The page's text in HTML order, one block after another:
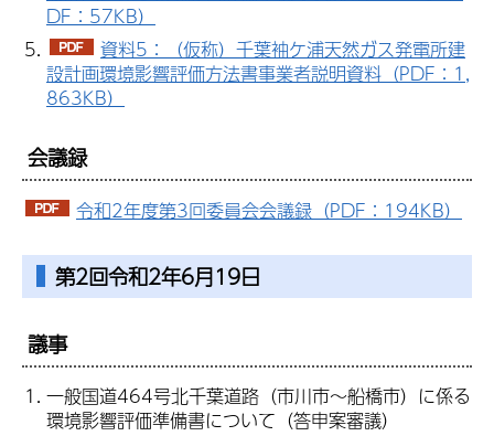
DF：57KB）
資料5：（仮称）千葉袖ケ浦天然ガス発電所建
設計画環境影響評価方法書事業者説明資料（PDF：1,
863KB）
会議録
令和2年度第3回委員会会議録（PDF：194KB）
第2回令和2年6月19日
議事
一般国道464号北千葉道路（市川市～船橋市）に係る
環境影響評価準備書について（答申案審議）